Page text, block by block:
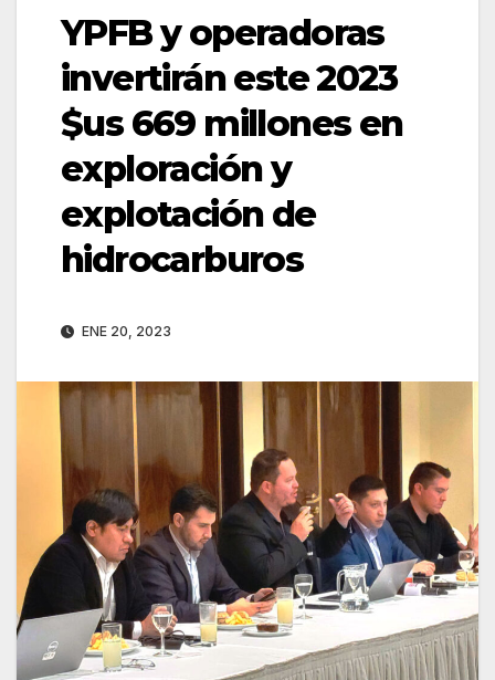
YPFB y operadoras
invertirán este 2023
$us 669 millones en
exploración y
explotación de
hidrocarburos
ENE 20, 2023